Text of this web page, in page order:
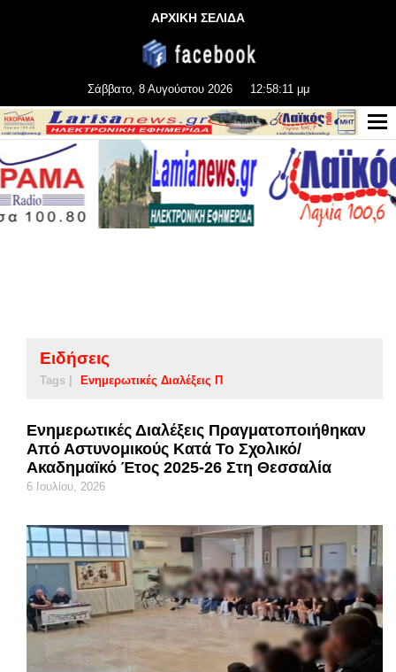
ΑΡΧΙΚΗ ΣΕΛΙΔΑ
Σάββατο, 8 Αυγούστου 2026 12:58:11 μμ
Ειδήσεις
Tags | Ενημερωτικές Διαλέξεις Π
Ενημερωτικές Διαλέξεις Πραγματοποιήθηκαν
Από Αστυνομικούς Κατά Το Σχολικό/
Ακαδημαϊκό Έτος 2025-26 Στη Θεσσαλία
6 Ιουλίου, 2026